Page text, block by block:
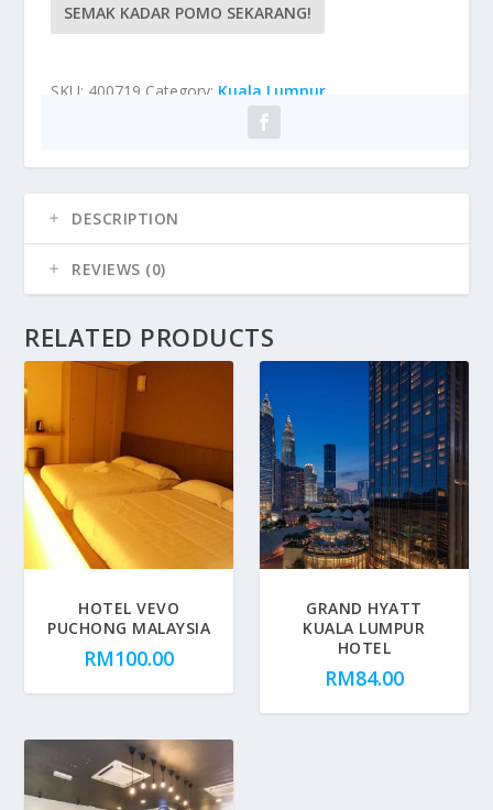
SEMAK KADAR POMO SEKARANG!
SKU: 400719 Category: Kuala Lumpur
DESCRIPTION
REVIEWS (0)
RELATED PRODUCTS
HOTEL VEVO
PUCHONG MALAYSIA
RM100.00
GRAND HYATT
KUALA LUMPUR
HOTEL
RM84.00